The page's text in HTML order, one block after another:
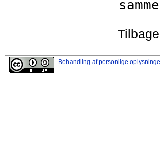
Behandling af personlige